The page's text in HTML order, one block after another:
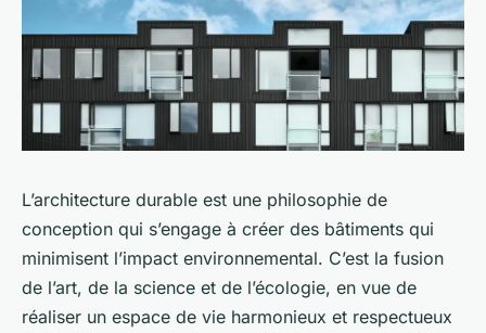
L’architecture durable est une philosophie de
conception qui s’engage à créer des bâtiments qui
minimisent l’impact environnemental. C’est la fusion
de l’art, de la science et de l’écologie, en vue de
réaliser un espace de vie harmonieux et respectueux